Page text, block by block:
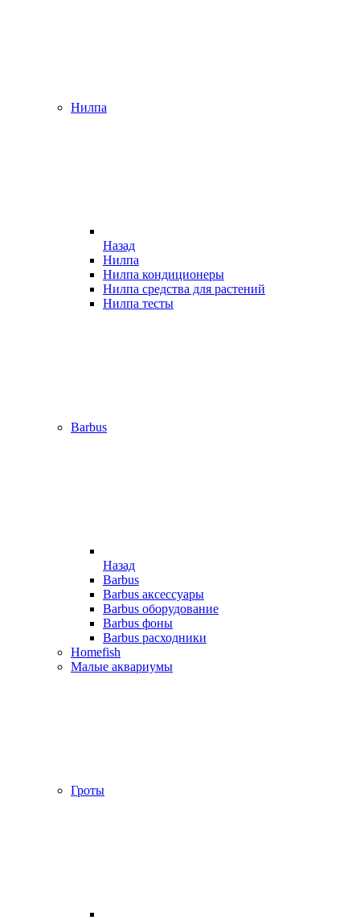
Нилпа
Назад
Нилпа
Нилпа кондиционеры
Нилпа средства для растений
Нилпа тесты
Barbus
Назад
Barbus
Barbus аксессуары
Barbus оборудование
Barbus фоны
Barbus расходники
Homefish
Малые аквариумы
Гроты